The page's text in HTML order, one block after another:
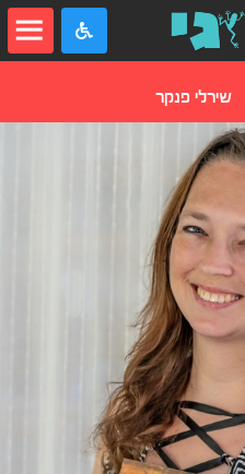
שירלי פנקר